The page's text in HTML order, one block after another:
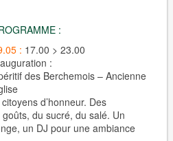
:
: 17.00 > 23.00
:
des Berchemois – Ancienne
d’honneur. Des
du sucré, du salé. Un
un DJ pour une ambiance